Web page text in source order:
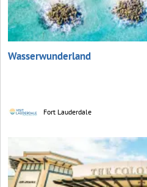
Wasserwunderland
Fort Lauderdale